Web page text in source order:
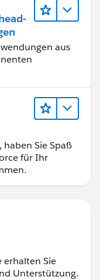
aus
haben Sie Spaß
für Ihr
erhalten Sie
Unterstützung.